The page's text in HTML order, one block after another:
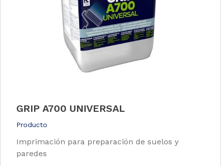
GRIP A700 UNIVERSAL
Producto
Imprimación para preparación de suelos y
paredes